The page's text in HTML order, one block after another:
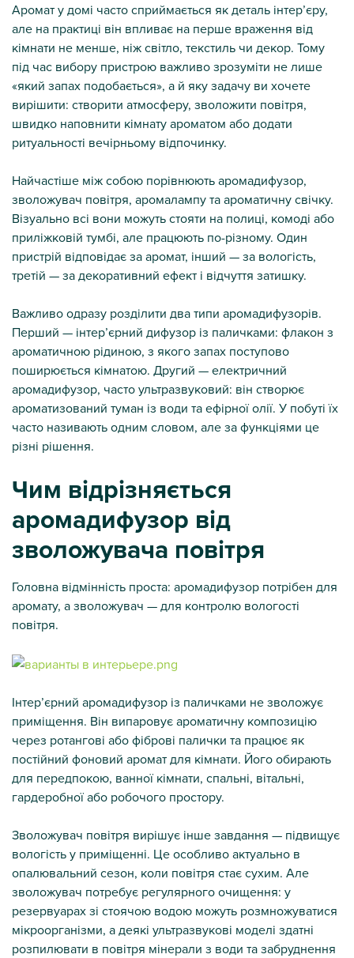
Аромат у домі часто сприймається як деталь інтер’єру,
але на практиці він впливає на перше враження від
кімнати не менше, ніж світло, текстиль чи декор. Тому
під час вибору пристрою важливо зрозуміти не лише
«який запах подобається», а й яку задачу ви хочете
вирішити: створити атмосферу, зволожити повітря,
швидко наповнити кімнату ароматом або додати
ритуальності вечірньому відпочинку.
Найчастіше між собою порівнюють аромадифузор,
зволожувач повітря, аромалампу та ароматичну свічку.
Візуально всі вони можуть стояти на полиці, комоді або
приліжковій тумбі, але працюють по-різному. Один
пристрій відповідає за аромат, інший — за вологість,
третій — за декоративний ефект і відчуття затишку.
Важливо одразу розділити два типи аромадифузорів.
Перший — інтер’єрний дифузор із паличками: флакон з
ароматичною рідиною, з якого запах поступово
поширюється кімнатою. Другий — електричний
аромадифузор, часто ультразвуковий: він створює
ароматизований туман із води та ефірної олії. У побуті їх
часто називають одним словом, але за функціями це
різні рішення.
Чим відрізняється
аромадифузор від
зволожувача повітря
Головна відмінність проста: аромадифузор потрібен для
аромату, а зволожувач — для контролю вологості
повітря.
Інтер’єрний аромадифузор із паличками не зволожує
приміщення. Він випаровує ароматичну композицію
через ротангові або фіброві палички та працює як
постійний фоновий аромат для кімнати. Його обирають
для передпокою, ванної кімнати, спальні, вітальні,
гардеробної або робочого простору.
Зволожувач повітря вирішує інше завдання — підвищує
вологість у приміщенні. Це особливо актуально в
опалювальний сезон, коли повітря стає сухим. Але
зволожувач потребує регулярного очищення: у
резервуарах зі стоячою водою можуть розмножуватися
мікроорганізми, а деякі ультразвукові моделі здатні
розпилювати в повітря мінерали з води та забруднення